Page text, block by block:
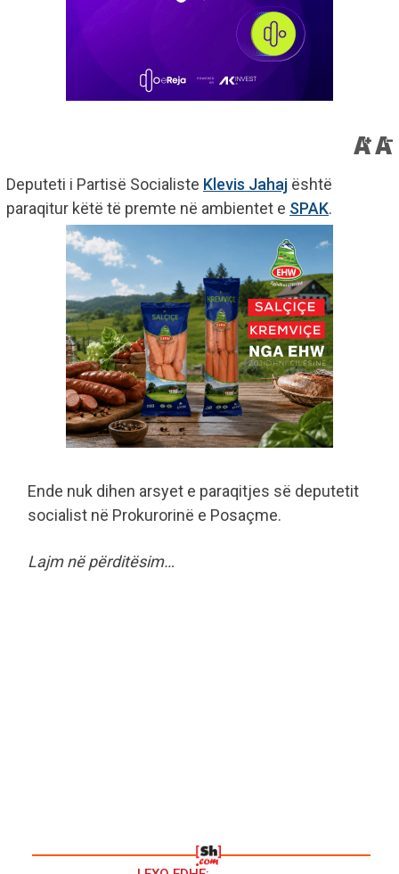
Deputeti i Partisë Socialiste Klevis Jahaj është
paraqitur këtë të premte në ambientet e SPAK.
Ende nuk dihen arsyet e paraqitjes së deputetit
socialist në Prokurorinë e Posaçme.
Lajm në përditësim…